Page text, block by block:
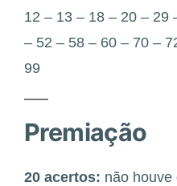
12 – 13 – 18 – 20 – 29
– 52 – 58 – 60 – 70 –
99
Premiação
20 acertos: não houve